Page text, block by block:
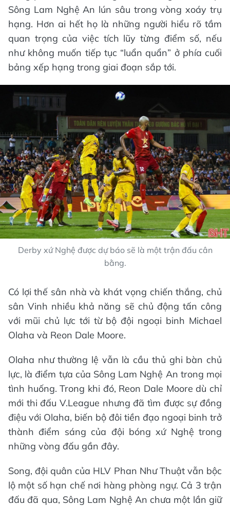
Sông Lam Nghệ An lún sâu trong vòng xoáy trụ
hạng. Hơn ai hết họ là những người hiểu rõ tầm
quan trọng của việc tích lũy từng điểm số, nếu
như không muốn tiếp tục “luẩn quẩn” ở phía cuối
bảng xếp hạng trong giai đoạn sắp tới.
Derby xứ Nghệ được dự báo sẽ là một trận đấu cân
bằng.
Có lợi thế sân nhà và khát vọng chiến thắng, chủ
sân Vinh nhiều khả năng sẽ chủ động tấn công
với mũi chủ lực tới từ bộ đội ngoại binh Michael
Olaha và Reon Dale Moore.
Olaha như thường lệ vẫn là cầu thủ ghi bàn chủ
lực, là điểm tựa của Sông Lam Nghệ An trong mọi
tình huống. Trong khi đó, Reon Dale Moore dù chỉ
mới thi đấu V.League nhưng đã tìm được sự đồng
điệu với Olaha, biến bộ đôi tiền đạo ngoại binh trở
thành điểm sáng của đội bóng xứ Nghệ trong
những vòng đấu gần đây.
Song, đội quân của HLV Phan Như Thuật vẫn bộc
lộ một số hạn chế nơi hàng phòng ngự. Cả 3 trận
đấu đã qua, Sông Lam Nghệ An chưa một lần giữ